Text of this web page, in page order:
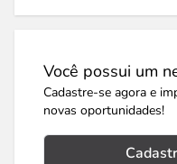
Você possui um
Cadastre-se agora e
novas oportunidades!